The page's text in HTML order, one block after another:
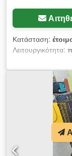
Κατάσταση:
Λειτουργικότητα:
χωρητικότητα
bar τροφοδοσία